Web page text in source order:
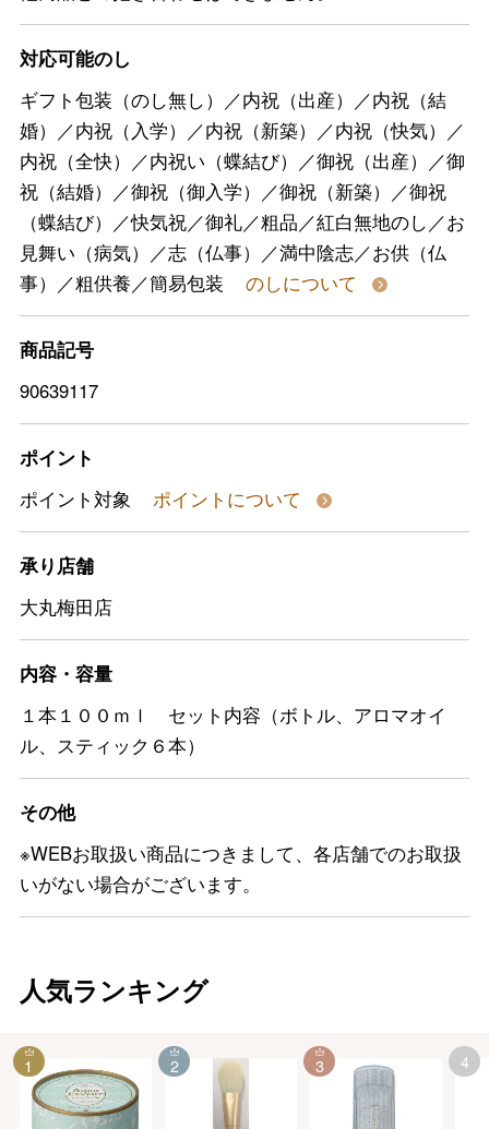
対応可能のし
ギフト包装（のし無し）／内祝（出産）／内祝（結
婚）／内祝（入学）／内祝（新築）／内祝（快気）／
内祝（全快）／内祝い（蝶結び）／御祝（出産）／御
祝（結婚）／御祝（御入学）／御祝（新築）／御祝
（蝶結び）／快気祝／御礼／粗品／紅白無地のし／お
見舞い（病気）／志（仏事）／満中陰志／お供（仏
事）／粗供養／簡易包装
のしについて
商品記号
90639117
ポイント
ポイント対象
ポイントについて
承り店舗
大丸梅田店
内容・容量
１本１００ｍｌ セット内容（ボトル、アロマオイ
ル、スティック６本）
その他
※WEBお取扱い商品につきまして、各店舗でのお取扱
いがない場合がございます。
人気ランキング
1 2 3 4